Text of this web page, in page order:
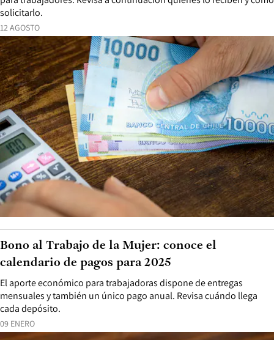
12 AGOSTO
solicitarlo.
09 ENERO
El aporte económico para trabajadoras dispone de entregas
mensuales y también un único pago anual. Revisa cuándo llega
cada depósito.
Bono al Trabajo de la Mujer: conoce el
calendario de pagos para 2025